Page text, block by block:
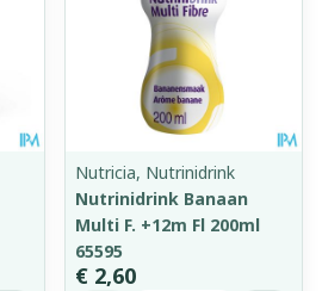
Nutricia, Nutrinidrink
Nutrinidrink Banaan
Multi F. +12m Fl 200ml
65595
€ 2,60